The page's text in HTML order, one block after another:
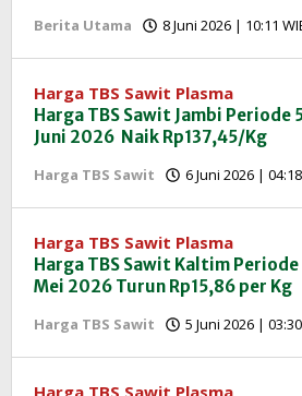
Berita Utama 8 Juni 2026 | 10:11
Harga TBS Sawit Plasma
Harga TBS Sawit Jambi Periode
Juni 2026 Naik Rp137,45/Kg
Harga TBS Sawit 6 Juni 2026 |
Harga TBS Sawit Plasma
Harga TBS Sawit Kaltim
Mei 2026 Turun Rp15,86 per Kg
Harga TBS Sawit 5 Juni 2026 |
Harga TBS Sawit Plasma